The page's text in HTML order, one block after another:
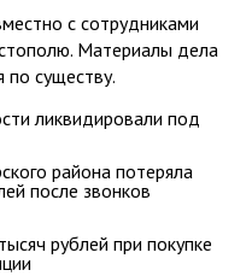
с сотрудниками
Материалы дела
по существу.
ликвидировали под
района потеряла
после звонков
рублей при покупке